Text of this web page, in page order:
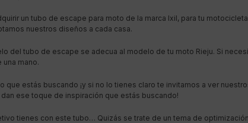
un tubo de escape para moto de la marca Ixil, para tu motocicleta
nuestros diseños a cada casa.
del tubo de escape se adecua al modelo de tu moto Rieju. Si
mano.
estás buscando ¡y si no lo tienes claro te invitamos a ver
ese toque de inspiración que estás buscando!
tienes con este tubo… Quizás se trate de un tema de